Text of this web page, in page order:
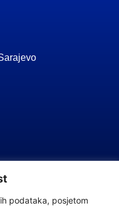
podataka, posjetom